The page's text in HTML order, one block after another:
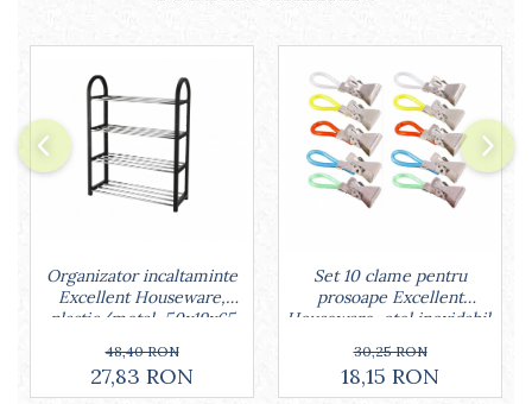
Raclete patiserie
Suporturi prajituri
Tavi detasabile
Tavi si forme fursecuri
Ustensile antiaderente
Organizator incaltaminte
Excellent Houseware,
plastic/metal, 50x19x65
48,40 RON
27,83 RON
Set 10 clame pentru
prosoape Excellent
Houseware, otel inoxidabil,
30,25 RON
18,15 RON